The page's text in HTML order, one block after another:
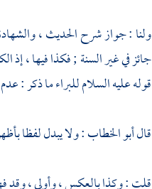
ولنا : جواز شرح الحديث ،
جائز في غير السنة ; فكذا فيها ، إذ
قوله عليه السلامللبراءما ذكر :
قالأبو الخطاب: ولا يبدل لفظا